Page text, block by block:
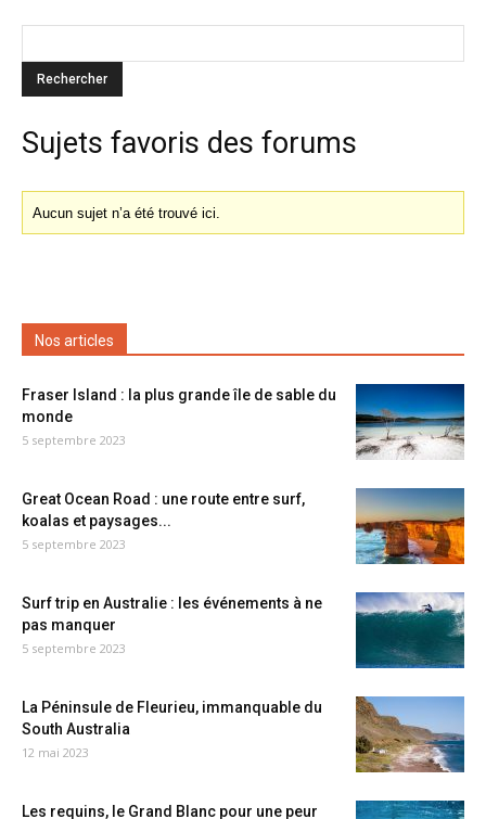
Sujets favoris des forums
Aucun sujet n’a été trouvé ici.
Nos articles
Fraser Island : la plus grande île de sable du
monde
5 septembre 2023
Great Ocean Road : une route entre surf,
koalas et paysages...
5 septembre 2023
Surf trip en Australie : les événements à ne
pas manquer
5 septembre 2023
La Péninsule de Fleurieu, immanquable du
South Australia
12 mai 2023
Les requins, le Grand Blanc pour une peur